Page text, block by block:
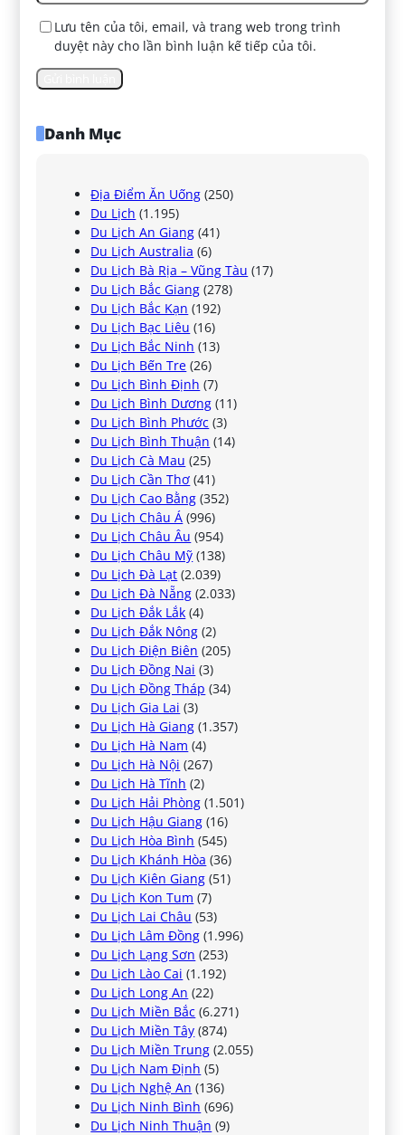
Lưu tên của tôi, email, và trang web trong trình
duyệt này cho lần bình luận kế tiếp của tôi.
Danh Mục
Địa Điểm Ăn Uống (250)
Du Lịch (1.195)
Du Lịch An Giang (41)
Du Lịch Australia (6)
Du Lịch Bà Rịa – Vũng Tàu (17)
Du Lịch Bắc Giang (278)
Du Lịch Bắc Kạn (192)
Du Lịch Bạc Liêu (16)
Du Lịch Bắc Ninh (13)
Du Lịch Bến Tre (26)
Du Lịch Bình Định (7)
Du Lịch Bình Dương (11)
Du Lịch Bình Phước (3)
Du Lịch Bình Thuận (14)
Du Lịch Cà Mau (25)
Du Lịch Cần Thơ (41)
Du Lịch Cao Bằng (352)
Du Lịch Châu Á (996)
Du Lịch Châu Âu (954)
Du Lịch Châu Mỹ (138)
Du Lịch Đà Lạt (2.039)
Du Lịch Đà Nẵng (2.033)
Du Lịch Đắk Lắk (4)
Du Lịch Đắk Nông (2)
Du Lịch Điện Biên (205)
Du Lịch Đồng Nai (3)
Du Lịch Đồng Tháp (34)
Du Lịch Gia Lai (3)
Du Lịch Hà Giang (1.357)
Du Lịch Hà Nam (4)
Du Lịch Hà Nội (267)
Du Lịch Hà Tĩnh (2)
Du Lịch Hải Phòng (1.501)
Du Lịch Hậu Giang (16)
Du Lịch Hòa Bình (545)
Du Lịch Khánh Hòa (36)
Du Lịch Kiên Giang (51)
Du Lịch Kon Tum (7)
Du Lịch Lai Châu (53)
Du Lịch Lâm Đồng (1.996)
Du Lịch Lạng Sơn (253)
Du Lịch Lào Cai (1.192)
Du Lịch Long An (22)
Du Lịch Miền Bắc (6.271)
Du Lịch Miền Tây (874)
Du Lịch Miền Trung (2.055)
Du Lịch Nam Định (5)
Du Lịch Nghệ An (136)
Du Lịch Ninh Bình (696)
Du Lịch Ninh Thuận (9)